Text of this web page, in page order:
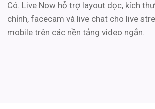
Có. Live Now hỗ trợ layout dọc, kích
chỉnh, facecam và live chat cho live
mobile trên các nền tảng video ngắn.